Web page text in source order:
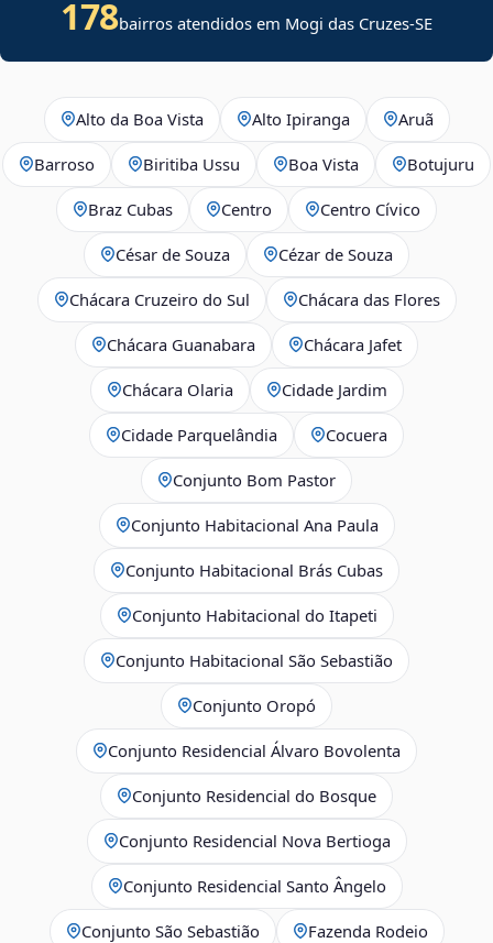
178bairros atendidos em Mogi das Cruzes-SE
Alto da Boa Vista Alto Ipiranga Aruã
Barroso Biritiba Ussu Boa Vista Botujuru
Braz Cubas Centro Centro Cívico
César de Souza Cézar de Souza
Chácara Cruzeiro do Sul Chácara das Flores
Chácara Guanabara Chácara Jafet
Chácara Olaria Cidade Jardim
Cidade Parquelândia Cocuera
Conjunto Bom Pastor
Conjunto Habitacional Ana Paula
Conjunto Habitacional Brás Cubas
Conjunto Habitacional do Itapeti
Conjunto Habitacional São Sebastião
Conjunto Oropó
Conjunto Residencial Álvaro Bovolenta
Conjunto Residencial do Bosque
Conjunto Residencial Nova Bertioga
Conjunto Residencial Santo Ângelo
Conjunto São Sebastião Fazenda Rodeio